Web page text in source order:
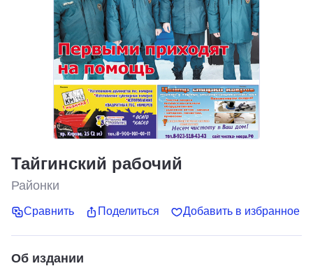
Тайгинский рабочий
Районки
Сравнить Поделиться Добавить в избранное
Об издании